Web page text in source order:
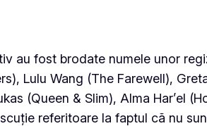
au fost brodate numele unor
Lulu Wang (The Farewell),
(Queen & Slim), Alma Har’el
referitoare la faptul că nu